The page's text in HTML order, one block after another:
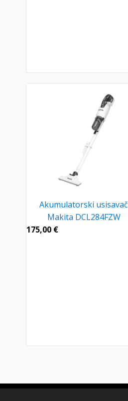
Akumulatorski usisavač
Makita DCL284FZW
175,00 €